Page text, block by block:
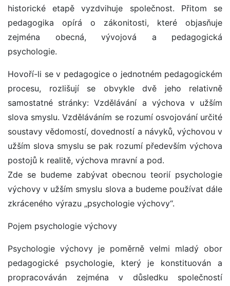
historické etapě vyzdvihuje společnost. Přitom se
pedagogika opírá o zákonitosti, které objasňuje
zejména obecná, vývojová a pedagogická
psychologie.
Hovoří-li se v pedagogice o jednotném pedagogickém
procesu, rozlišují se obvykle dvě jeho relativně
samostatné stránky: Vzdělávání a výchova v užším
slova smyslu. Vzděláváním se rozumí osvojování určité
soustavy vědomostí, dovedností a návyků, výchovou v
užším slova smyslu se pak rozumí především výchova
postojů k realitě, výchova mravní a pod.
Zde se budeme zabývat obecnou teorií psychologie
výchovy v užším smyslu slova a budeme používat dále
zkráceného výrazu „psychologie výchovy“.
Pojem psychologie výchovy
Psychologie výchovy je poměrně velmi mladý obor
pedagogické psychologie, který je konstituován a
propracováván zejména v důsledku společností